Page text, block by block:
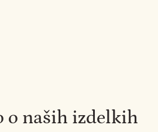
o naših izdelkih